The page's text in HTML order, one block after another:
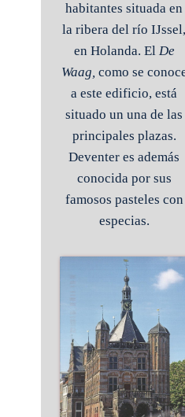
habitantes situada en
la ribera del río IJssel,
en Holanda. El De
Waag, como se
a este edificio, está
situado un una de las
principales plazas.
Deventer es además
conocida por sus
famosos pasteles con
especias.